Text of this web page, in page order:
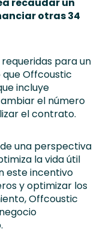
otras 34
para un
Offcoustic
incluye
el número
el contrato.
una perspectiva
la vida útil
este incentivo
y optimizar los
Offcoustic